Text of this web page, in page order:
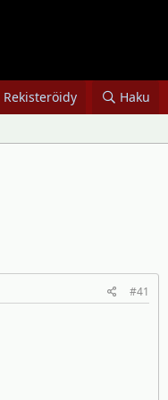
Rekisteröidy Haku
#41